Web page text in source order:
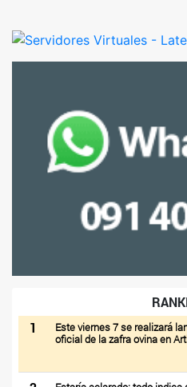
1
Este viernes 7 se realizará
oficial de la zafra ovina en